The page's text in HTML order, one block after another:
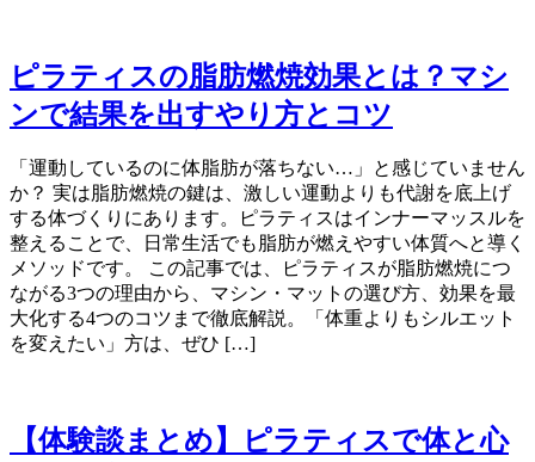
ピラティスの脂肪燃焼効果とは？マシ
ンで結果を出すやり方とコツ
「運動しているのに体脂肪が落ちない…」と感じていません
か？ 実は脂肪燃焼の鍵は、激しい運動よりも代謝を底上げ
する体づくりにあります。ピラティスはインナーマッスルを
整えることで、日常生活でも脂肪が燃えやすい体質へと導く
メソッドです。 この記事では、ピラティスが脂肪燃焼につ
ながる3つの理由から、マシン・マットの選び方、効果を最
大化する4つのコツまで徹底解説。「体重よりもシルエット
を変えたい」方は、ぜひ […]
【体験談まとめ】ピラティスで体と心